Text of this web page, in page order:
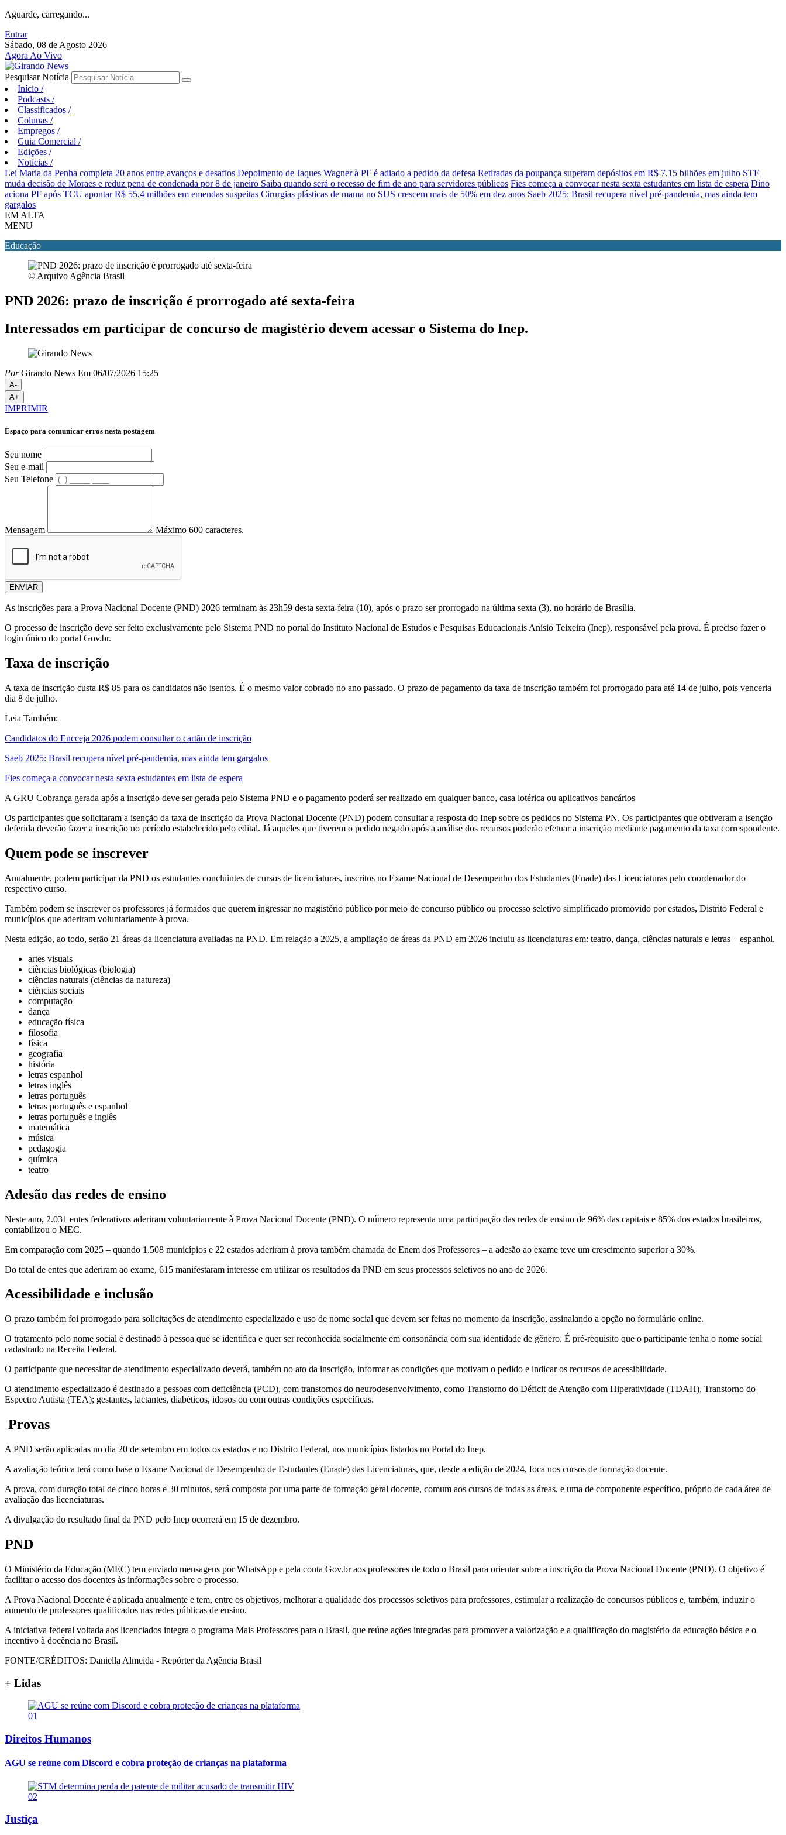
Aguarde, carregando...
Entrar
Sábado, 08 de Agosto 2026
Agora Ao Vivo
Pesquisar Notícia
Início /
Podcasts /
Classificados /
Colunas /
Empregos /
Guia Comercial /
Edições /
Notícias /
Lei Maria da Penha completa 20 anos entre avanços e desafios Depoimento de Jaques Wagner à PF é adiado a pedido da defesa Retiradas da poupança superam depósitos em R$ 7,15 bilhões em julho STF
muda decisão de Moraes e reduz pena de condenada por 8 de janeiro Saiba quando será o recesso de fim de ano para servidores públicos Fies começa a convocar nesta sexta estudantes em lista de espera Dino
aciona PF após TCU apontar R$ 55,4 milhões em emendas suspeitas Cirurgias plásticas de mama no SUS crescem mais de 50% em dez anos Saeb 2025: Brasil recupera nível pré-pandemia, mas ainda tem
gargalos
EM ALTA
MENU
Educação
© Arquivo Agência Brasil
PND 2026: prazo de inscrição é prorrogado até sexta-feira
Interessados em participar de concurso de magistério devem acessar o Sistema do Inep.
PorGirando News Em 06/07/2026 15:25
A-
A+
IMPRIMIR
Espaço para comunicar erros nesta postagem
Seu nome
Seu e-mail
Seu Telefone
Mensagem Máximo 600 caracteres.
ENVIAR
As inscrições para a Prova Nacional Docente (PND) 2026 terminam às 23h59 desta sexta-feira (10), após o prazo ser prorrogado na última sexta (3), no horário de Brasília.
O processo de inscrição deve ser feito exclusivamente pelo Sistema PND no portal do Instituto Nacional de Estudos e Pesquisas Educacionais Anísio Teixeira (Inep), responsável pela prova. É preciso fazer o
login único do portal Gov.br.
Taxa de inscrição
A taxa de inscrição custa R$ 85 para os candidatos não isentos. É o mesmo valor cobrado no ano passado. O prazo de pagamento da taxa de inscrição também foi prorrogado para até 14 de julho, pois venceria
dia 8 de julho.
Leia Também:
Candidatos do Encceja 2026 podem consultar o cartão de inscrição
Saeb 2025: Brasil recupera nível pré-pandemia, mas ainda tem gargalos
Fies começa a convocar nesta sexta estudantes em lista de espera
A GRU Cobrança gerada após a inscrição deve ser gerada pelo Sistema PND e o pagamento poderá ser realizado em qualquer banco, casa lotérica ou aplicativos bancários
Os participantes que solicitaram a isenção da taxa de inscrição da Prova Nacional Docente (PND) podem consultar a resposta do Inep sobre os pedidos no Sistema PN. Os participantes que obtiveram a isenção
deferida deverão fazer a inscrição no período estabelecido pelo edital. Já aqueles que tiverem o pedido negado após a análise dos recursos poderão efetuar a inscrição mediante pagamento da taxa correspondente.
Quem pode se inscrever
Anualmente, podem participar da PND os estudantes concluintes de cursos de licenciaturas, inscritos no Exame Nacional de Desempenho dos Estudantes (Enade) das Licenciaturas pelo coordenador do
respectivo curso.
Também podem se inscrever os professores já formados que querem ingressar no magistério público por meio de concurso público ou processo seletivo simplificado promovido por estados, Distrito Federal e
municípios que aderiram voluntariamente à prova.
Nesta edição, ao todo, serão 21 áreas da licenciatura avaliadas na PND. Em relação a 2025, a ampliação de áreas da PND em 2026 incluiu as licenciaturas em: teatro, dança, ciências naturais e letras – espanhol.
artes visuais
ciências biológicas (biologia)
ciências naturais (ciências da natureza)
ciências sociais
computação
dança
educação física
filosofia
física
geografia
história
letras espanhol
letras inglês
letras português
letras português e espanhol
letras português e inglês
matemática
música
pedagogia
química
teatro
Adesão das redes de ensino
Neste ano, 2.031 entes federativos aderiram voluntariamente à Prova Nacional Docente (PND). O número representa uma participação das redes de ensino de 96% das capitais e 85% dos estados brasileiros,
contabilizou o MEC.
Em comparação com 2025 – quando 1.508 municípios e 22 estados aderiram à prova também chamada de Enem dos Professores – a adesão ao exame teve um crescimento superior a 30%.
Do total de entes que aderiram ao exame, 615 manifestaram interesse em utilizar os resultados da PND em seus processos seletivos no ano de 2026.
Acessibilidade e inclusão
O prazo também foi prorrogado para solicitações de atendimento especializado e uso de nome social que devem ser feitas no momento da inscrição, assinalando a opção no formulário online.
O tratamento pelo nome social é destinado à pessoa que se identifica e quer ser reconhecida socialmente em consonância com sua identidade de gênero. É pré-requisito que o participante tenha o nome social
cadastrado na Receita Federal.
O participante que necessitar de atendimento especializado deverá, também no ato da inscrição, informar as condições que motivam o pedido e indicar os recursos de acessibilidade.
O atendimento especializado é destinado a pessoas com deficiência (PCD), com transtornos do neurodesenvolvimento, como Transtorno do Déficit de Atenção com Hiperatividade (TDAH), Transtorno do
Espectro Autista (TEA); gestantes, lactantes, diabéticos, idosos ou com outras condições específicas.
Provas
A PND serão aplicadas no dia 20 de setembro em todos os estados e no Distrito Federal, nos municípios listados no Portal do Inep.
A avaliação teórica terá como base o Exame Nacional de Desempenho de Estudantes (Enade) das Licenciaturas, que, desde a edição de 2024, foca nos cursos de formação docente.
A prova, com duração total de cinco horas e 30 minutos, será composta por uma parte de formação geral docente, comum aos cursos de todas as áreas, e uma de componente específico, próprio de cada área de
avaliação das licenciaturas.
A divulgação do resultado final da PND pelo Inep ocorrerá em 15 de dezembro.
PND
O Ministério da Educação (MEC) tem enviado mensagens por WhatsApp e pela conta Gov.br aos professores de todo o Brasil para orientar sobre a inscrição da Prova Nacional Docente (PND). O objetivo é
facilitar o acesso dos docentes às informações sobre o processo.
A Prova Nacional Docente é aplicada anualmente e tem, entre os objetivos, melhorar a qualidade dos processos seletivos para professores, estimular a realização de concursos públicos e, também, induzir o
aumento de professores qualificados nas redes públicas de ensino.
A iniciativa federal voltada aos licenciados integra o programa Mais Professores para o Brasil, que reúne ações integradas para promover a valorização e a qualificação do magistério da educação básica e o
incentivo à docência no Brasil.
FONTE/CRÉDITOS: Daniella Almeida - Repórter da Agência Brasil
+ Lidas
01
Direitos Humanos
AGU se reúne com Discord e cobra proteção de crianças na plataforma
02
Justiça